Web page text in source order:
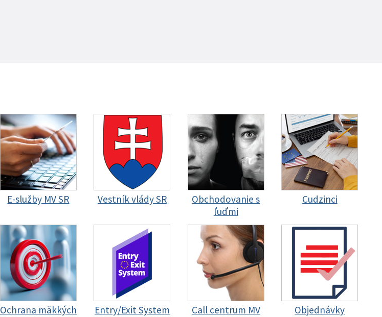
E-služby MV SR Vestník vlády SR
Obchodovanie s
ľuďmi
Cudzinci
Ochrana mäkkých
Entry/Exit System
Call centrum MV
Objednávky